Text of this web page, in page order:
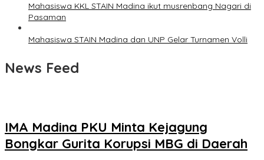
Mahasiswa KKL STAIN Madina ikut musrenbang Nagari di
Pasaman
Mahasiswa STAIN Madina dan UNP Gelar Turnamen Volli
News Feed
IMA Madina PKU Minta Kejagung
Bongkar Gurita Korupsi MBG di Daerah